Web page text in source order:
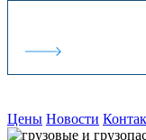
Цены Новости